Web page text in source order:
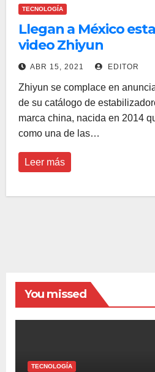
TECNOLOGÍA
Llegan a México
video Zhiyun
ABR 15, 2021 EDITOR
Zhiyun se complace en
de su catálogo de
marca china, nacida en 2014
como una de las…
Leer más
You missed
TECNOLOGÍA